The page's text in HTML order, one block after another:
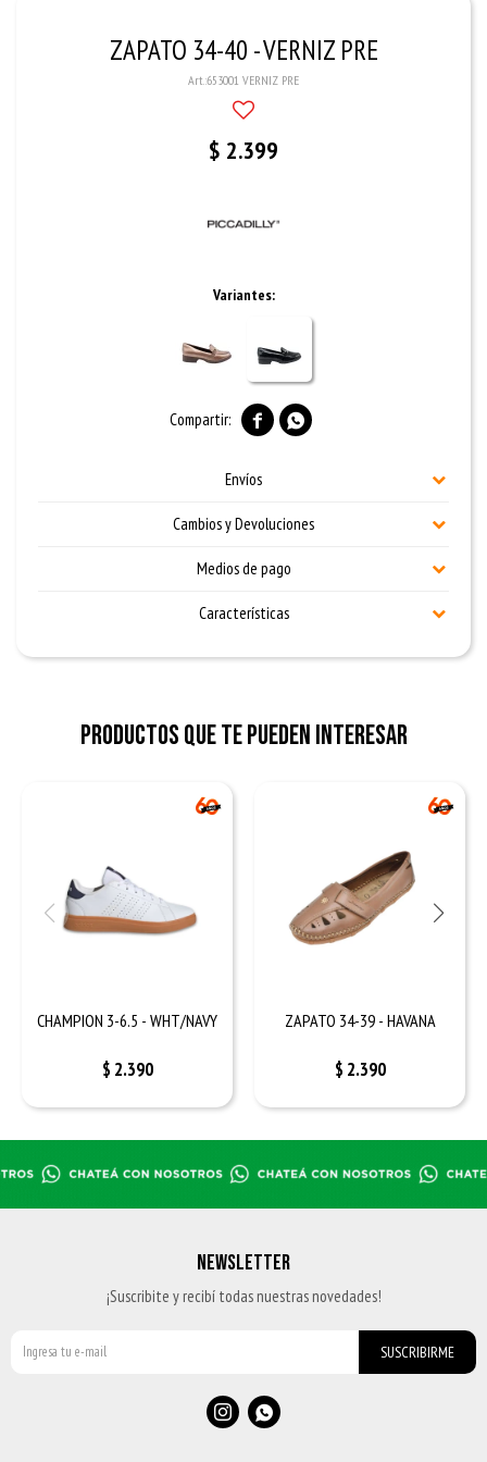
ZAPATO 34-40 - VERNIZ PRE
653001 VERNIZ PRE
$ 2.399
Variantes:
 
Envíos
Cambios y Devoluciones
Medios de pago
Características
Productos que te pueden interesar
CHAMPION 3-6.5 - WHT/NAVY
$ 2.390
ZAPATO 34-39 - HAVANA
$ 2.390
NEWSLETTER
¡Suscribite y recibí todas nuestras novedades!
SUSCRIBIRME
 